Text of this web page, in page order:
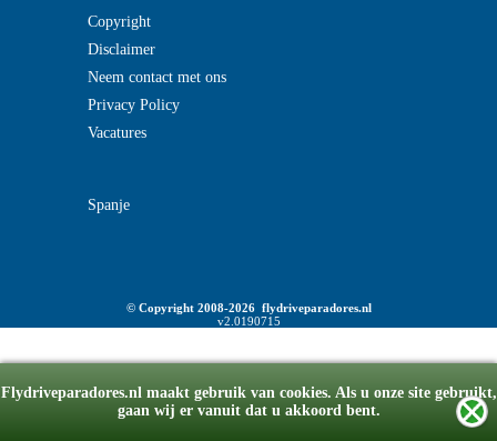
Flydriveparadores.nl maakt gebruik van cookies. Als u onze site gebruikt,
gaan wij er vanuit dat u akkoord bent.
Copyright
Disclaimer
Neem contact met ons
Privacy Policy
Vacatures
Spanje
© Copyright 2008-2026 flydriveparadores.nl
v2.0190715